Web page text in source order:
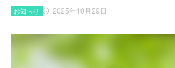
2025年10月29日
お知らせ